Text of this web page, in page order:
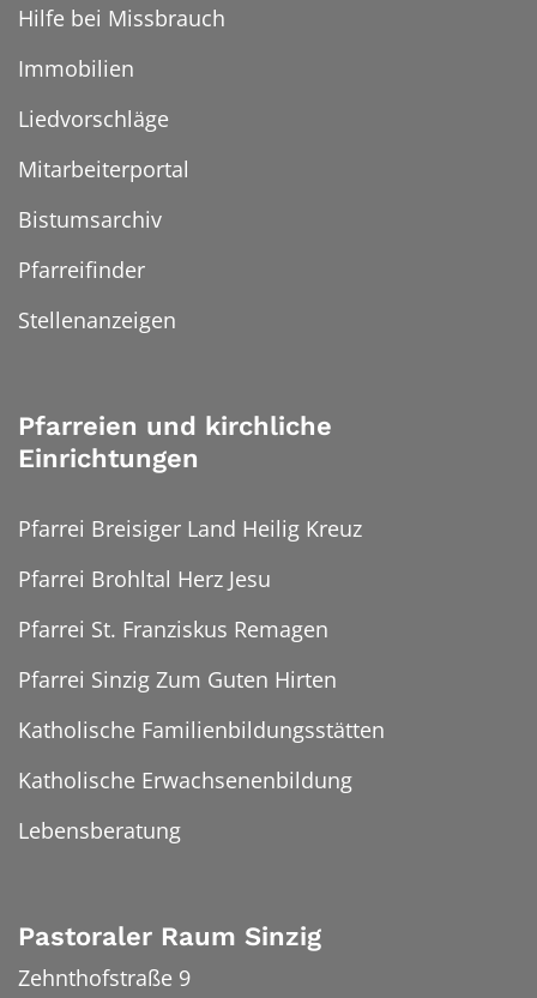
Hilfe bei Missbrauch
Immobilien
Liedvorschläge
Mitarbeiterportal
Bistumsarchiv
Pfarreifinder
Stellenanzeigen
Pfarreien und kirchliche
Einrichtungen
Pfarrei Breisiger Land Heilig Kreuz
Pfarrei Brohltal Herz Jesu
Pfarrei St. Franziskus Remagen
Pfarrei Sinzig Zum Guten Hirten
Katholische Familienbildungsstätten
Katholische Erwachsenenbildung
Lebensberatung
Pastoraler Raum Sinzig
Zehnthofstraße 9